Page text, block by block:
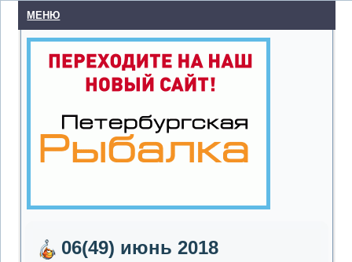
МЕНЮ
06(49) июнь 2018